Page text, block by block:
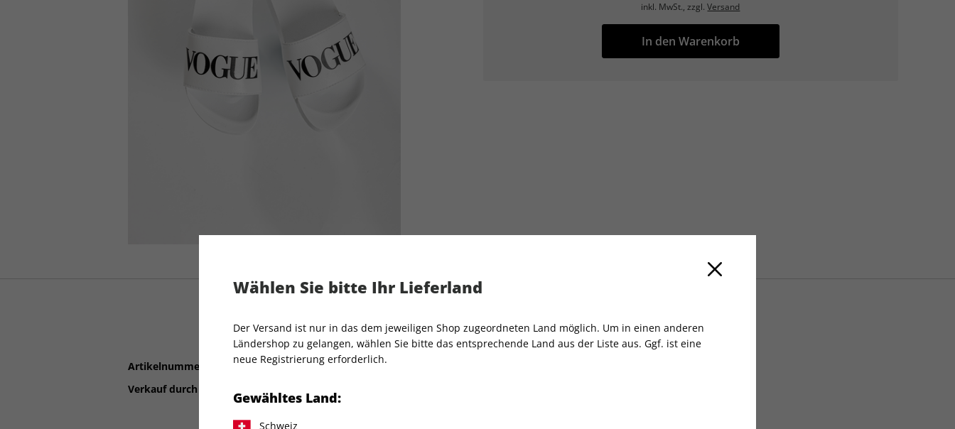
inkl. MwSt., zzgl.Versand
In den Warenkorb
VOGUE Pools "White" Gr. 36
Artikelnummer
2198649
Verkauf durch
Wählen Sie bitte Ihr Lieferland
Der Versand ist nur in das dem jeweiligen Shop zugeordneten Land möglich. Um in einen anderen
Ländershop zu gelangen, wählen Sie bitte das entsprechende Land aus der Liste aus. Ggf. ist eine
neue Registrierung erforderlich.
Gewähltes Land:
Schweiz